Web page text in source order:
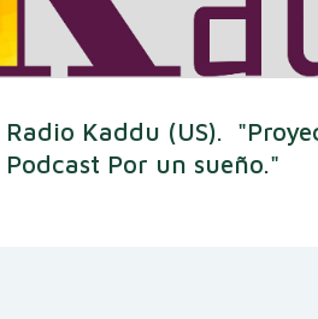
Radio Kaddu (US).
Podcast Por un sueño."